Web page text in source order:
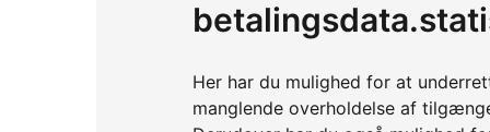
Her har du mulighed for at
manglende overholdelse af